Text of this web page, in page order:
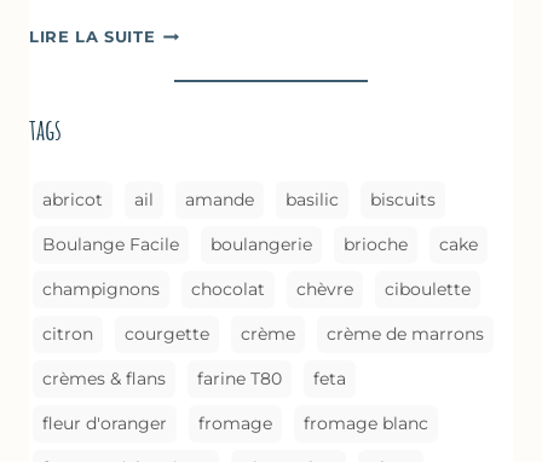
LIRE LA SUITE ASPERGES
(MÉTHODE
tags
abricot ail amande basilic biscuits
Boulange Facile boulangerie brioche cake
champignons chocolat chèvre ciboulette
citron courgette crème crème de marrons
crèmes & flans farine T80 feta
fleur d'oranger fromage fromage blanc